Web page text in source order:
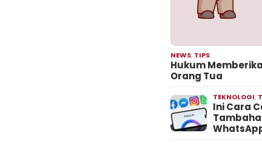
NEWS, TIPS
Hukum
Orang Tua
TEKNOLOGI,
Ini Cara